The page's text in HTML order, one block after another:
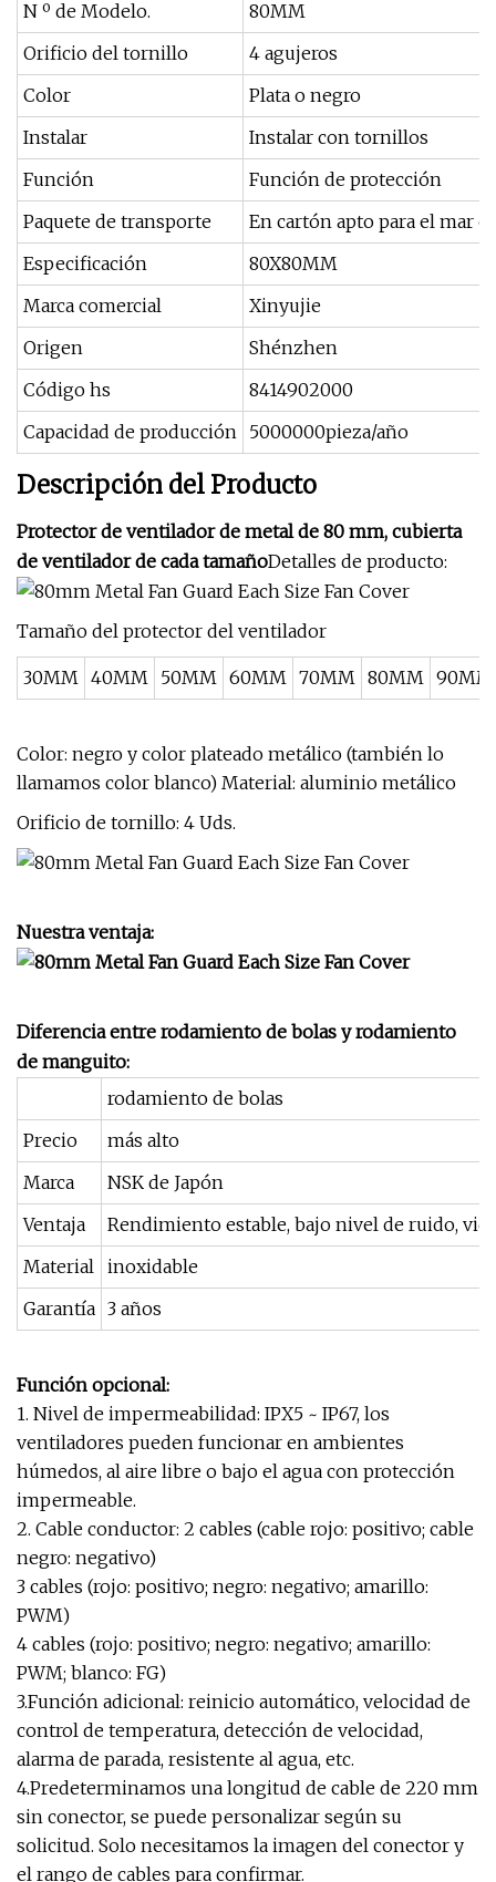
N º de Modelo.
80MM
Orificio del tornillo
4 agujeros
Color
Plata o negro
Instalar
Instalar con tornillos
Función
Función de protección
Paquete de transporte
En cartón apto para el mar
Especificación
80X80MM
Marca comercial
Xinyujie
Origen
Shénzhen
Código hs
8414902000
Capacidad de producción 5000000pieza/año
Descripción del Producto
Protector de ventilador de metal de 80 mm, cubierta
de ventilador de cada tamañoDetalles de producto:
Tamaño del protector del ventilador
30MM 40MM 50MM 60MM 70MM 80MM 90MM
Color: negro y color plateado metálico (también lo
llamamos color blanco) Material: aluminio metálico
Orificio de tornillo: 4 Uds.
Nuestra ventaja:
Diferencia entre rodamiento de bolas y rodamiento
de manguito:
rodamiento de bolas
Precio
más alto
Marca
NSK de Japón
Ventaja
Rendimiento estable, bajo nivel de ruido,
Material inoxidable
Garantía 3 años
Función opcional:
1. Nivel de impermeabilidad: IPX5 ~ IP67, los
ventiladores pueden funcionar en ambientes
húmedos, al aire libre o bajo el agua con protección
impermeable.
2. Cable conductor: 2 cables (cable rojo: positivo; cable
negro: negativo)
3 cables (rojo: positivo; negro: negativo; amarillo:
PWM)
4 cables (rojo: positivo; negro: negativo; amarillo:
PWM; blanco: FG)
3.Función adicional: reinicio automático, velocidad de
control de temperatura, detección de velocidad,
alarma de parada, resistente al agua, etc.
4.Predeterminamos una longitud de cable de 220 mm
sin conector, se puede personalizar según su
solicitud. Solo necesitamos la imagen del conector y
el rango de cables para confirmar.